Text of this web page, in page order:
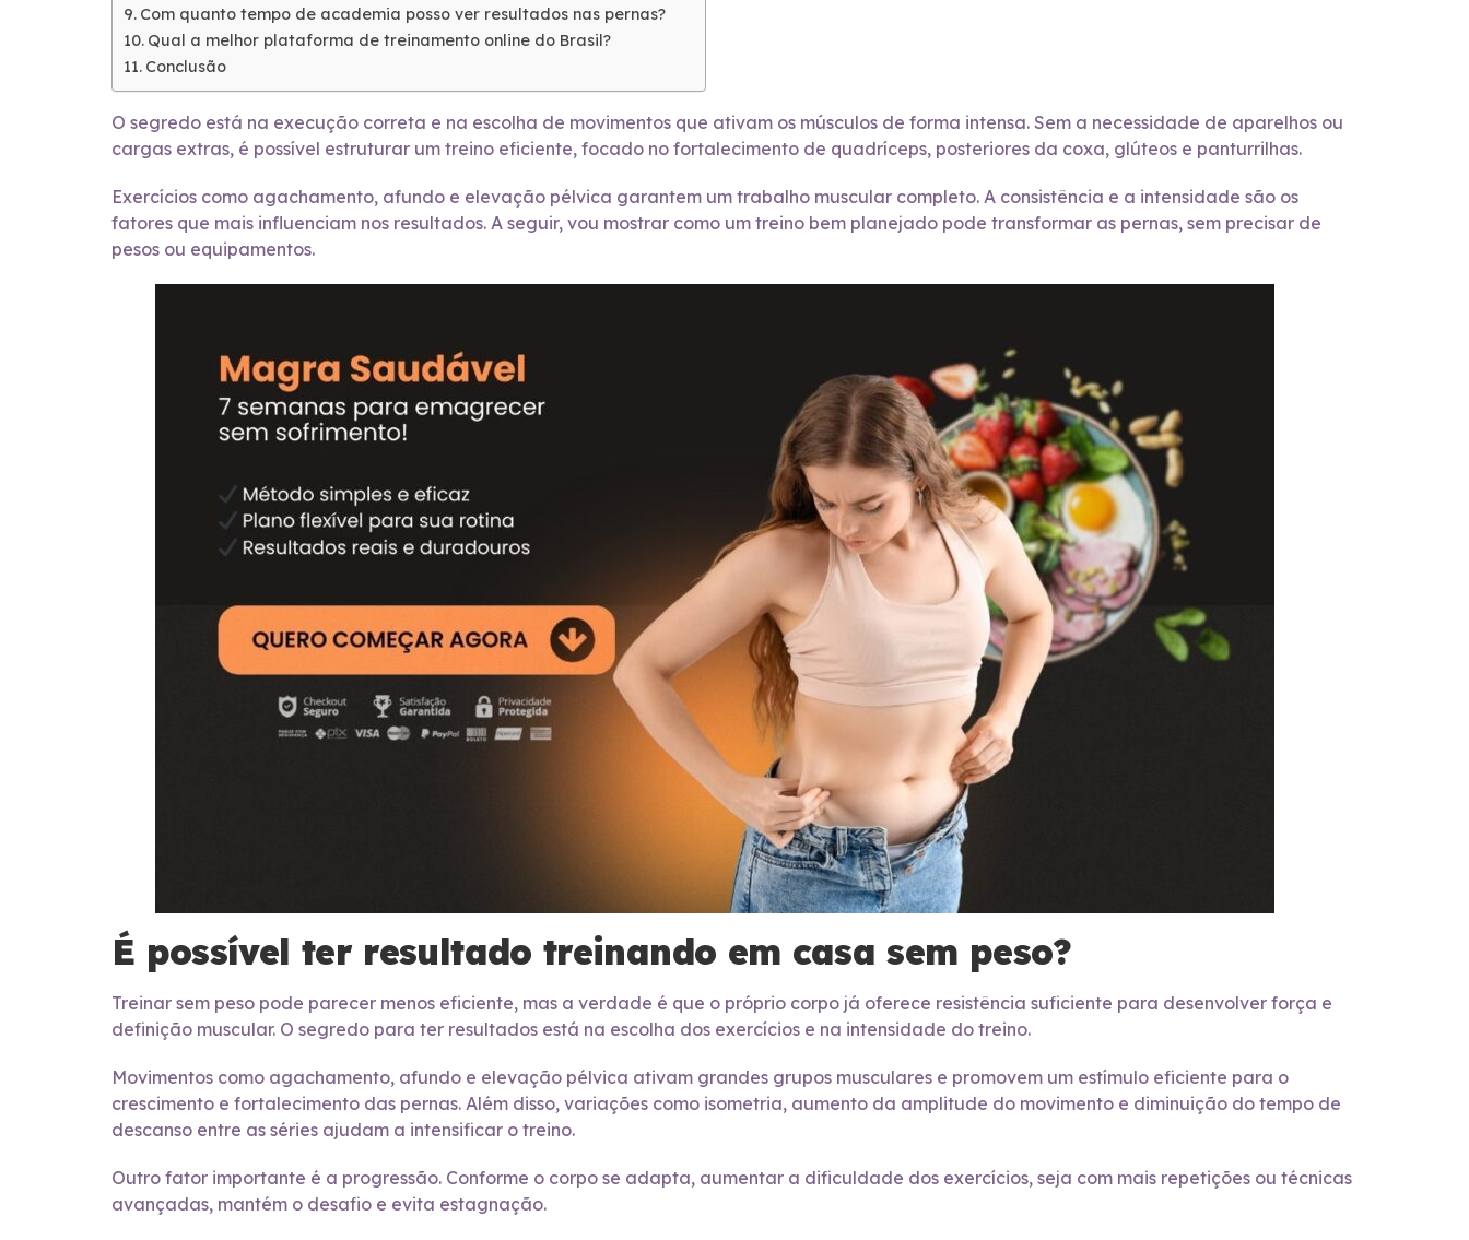
Com quanto tempo de academia posso ver resultados nas pernas?
Qual a melhor plataforma de treinamento online do Brasil?
Conclusão
O segredo está na execução correta e na escolha de movimentos que ativam os músculos de forma intensa. Sem a necessidade de aparelhos ou
cargas extras, é possível estruturar um treino eficiente, focado no fortalecimento de quadríceps, posteriores da coxa, glúteos e panturrilhas.
Exercícios como agachamento, afundo e elevação pélvica garantem um trabalho muscular completo. A consistência e a intensidade são os
fatores que mais influenciam nos resultados. A seguir, vou mostrar como um treino bem planejado pode transformar as pernas, sem precisar de
pesos ou equipamentos.
É possível ter resultado treinando em casa sem peso?
Treinar sem peso pode parecer menos eficiente, mas a verdade é que o próprio corpo já oferece resistência suficiente para desenvolver força e
definição muscular. O segredo para ter resultados está na escolha dos exercícios e na intensidade do treino.
Movimentos como agachamento, afundo e elevação pélvica ativam grandes grupos musculares e promovem um estímulo eficiente para o
crescimento e fortalecimento das pernas. Além disso, variações como isometria, aumento da amplitude do movimento e diminuição do tempo de
descanso entre as séries ajudam a intensificar o treino.
Outro fator importante é a progressão. Conforme o corpo se adapta, aumentar a dificuldade dos exercícios, seja com mais repetições ou técnicas
avançadas, mantém o desafio e evita estagnação.